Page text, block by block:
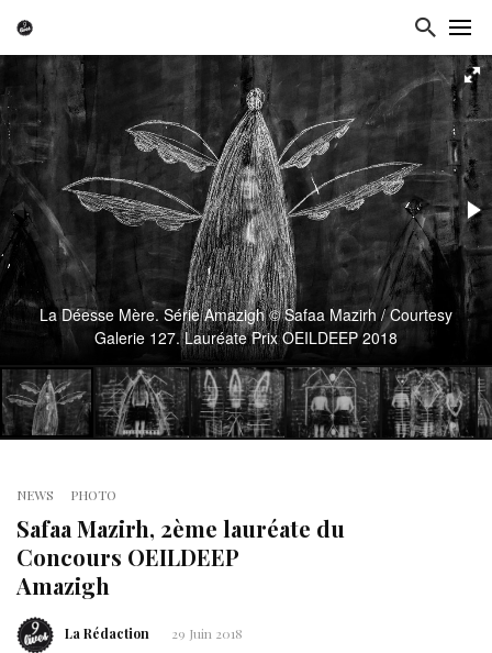
La Déesse Mère. Série Amazigh © Safaa Mazirh / Courtesy
Galerie 127. Lauréate Prix OEILDEEP 2018
NEWS PHOTO
Safaa Mazirh, 2ème lauréate du
Concours OEILDEEP
Amazigh
La Rédaction 29 Juin 2018